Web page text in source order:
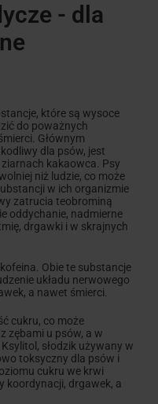
- dla
które są wysoce
do poważnych
Głównym
dla psów, jest
kakaowca. Psy
niż ludzie, co może
w ich organizmie
zatrucia teobrominą
oddychanie, nadmierne
drgawki i w skrajnych
Obie te substancje
układu nerwowego
a nawet śmierci.
cukru, co może
zębami u psów, a w
słodzik używany w
toksyczny dla psów i
cukru we krwi
koordynacji, drgawek, a